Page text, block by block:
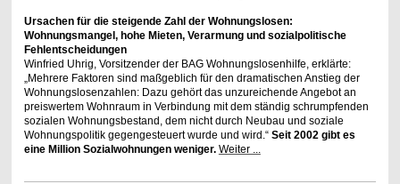
Ursachen für die steigende Zahl der Wohnungslosen:
Wohnungsmangel, hohe Mieten, Verarmung und sozialpolitische
Fehlentscheidungen
Winfried Uhrig, Vorsitzender der BAG Wohnungslosenhilfe, erklärte:
„Mehrere Faktoren sind maßgeblich für den dramatischen Anstieg der
Wohnungslosenzahlen: Dazu gehört das unzureichende Angebot an
preiswertem Wohnraum in Verbindung mit dem ständig schrumpfenden
sozialen Wohnungsbestand, dem nicht durch Neubau und soziale
Wohnungspolitik gegengesteuert wurde und wird.“ Seit 2002 gibt es
eine Million Sozialwohnungen weniger. Weiter ...